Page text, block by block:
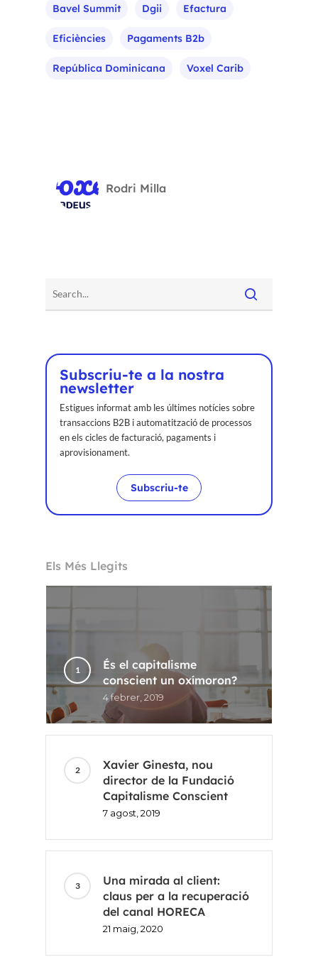
Bavel Summit Dgii Efactura
Eficiències Pagaments B2b
República Dominicana Voxel Carib
Rodri Milla
Subscriu-te a la nostra
newsletter
Estigues informat amb les últimes notícies sobre
transaccions B2B i automatització de processos
en els cicles de facturació, pagaments i
aprovisionament.
Subscriu-te
Els Més Llegits
És el capitalisme
conscient un oxímoron?
4 febrer, 2019
Xavier Ginesta, nou
director de la Fundació
Capitalisme Conscient
7 agost, 2019
Una mirada al client:
claus per a la recuperació
del canal HORECA
21 maig, 2020
CA
FR
EN